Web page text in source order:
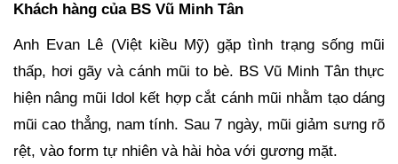
Khách hàng của BS Vũ Minh Tân
Anh Evan Lê (Việt kiều Mỹ) gặp tình trạng sống mũi
thấp, hơi gãy và cánh mũi to bè. BS Vũ Minh Tân thực
hiện nâng mũi Idol kết hợp cắt cánh mũi nhằm tạo dáng
mũi cao thẳng, nam tính. Sau 7 ngày, mũi giảm sưng rõ
rệt, vào form tự nhiên và hài hòa với gương mặt.